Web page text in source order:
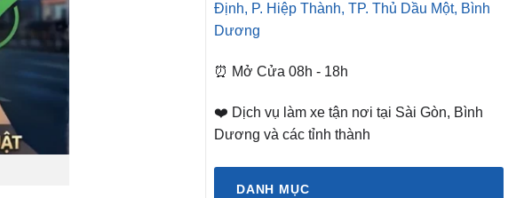
Định, P. Hiệp Thành, TP. Thủ Dầu Một, Bình
Dương
⏰ Mở Cửa 08h - 18h
❤️ Dịch vụ làm xe tận nơi tại Sài Gòn, Bình
Dương và các tỉnh thành
DANH MỤC